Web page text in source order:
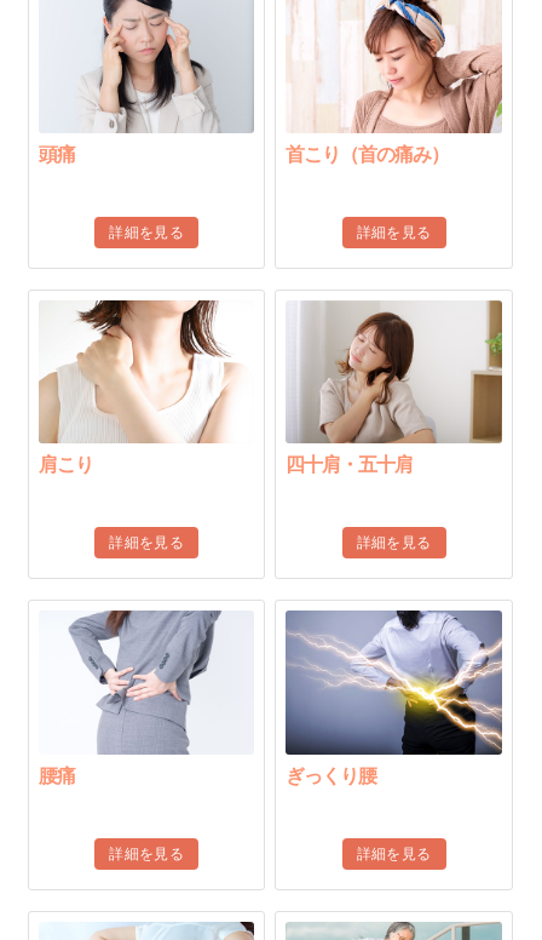
頭痛
詳細を見る
首こり（首の痛み）
詳細を見る
肩こり
詳細を見る
四十肩・五十肩
詳細を見る
腰痛
詳細を見る
ぎっくり腰
詳細を見る